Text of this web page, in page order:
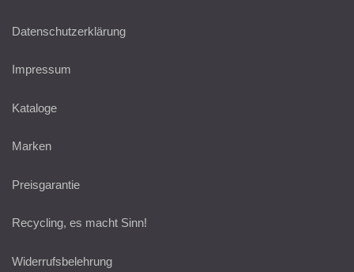
Datenschutzerklärung
Impressum
Kataloge
Marken
Preisgarantie
Recycling, es macht Sinn!
Widerrufsbelehrung